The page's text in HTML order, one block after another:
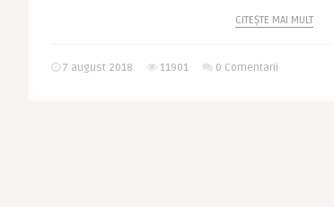
CITEȘTE MAI MULT
7 august 2018 11901 0 Comentarii